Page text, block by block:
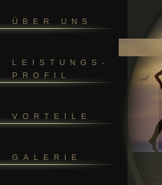
ÜBER UNS
LEISTUNGS-
PROFIL
VORTEILE
GALERIE